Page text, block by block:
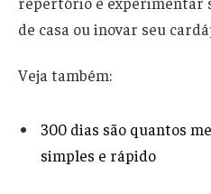
de casa ou inovar seu
Veja também:
300 dias são quantos
simples e rápido